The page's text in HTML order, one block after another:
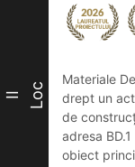
II Loc
Materiale
drept un
de
adresa
obiect